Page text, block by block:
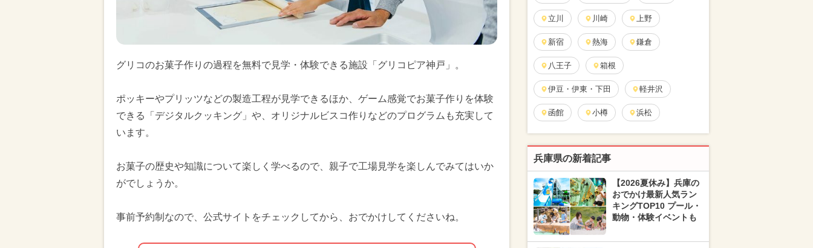
グリコのお菓子作りの過程を無料で見学・体験できる施設「グリコピア神戸」。
ポッキーやプリッツなどの製造工程が見学できるほか、ゲーム感覚でお菓子作りを体験
できる「デジタルクッキング」や、オリジナルビスコ作りなどのプログラムも充実して
います。
お菓子の歴史や知識について楽しく学べるので、親子で工場見学を楽しんでみてはいか
がでしょうか。
事前予約制なので、公式サイトをチェックしてから、おでかけしてくださいね。
立川 川崎 上野
新宿 熱海 鎌倉
八王子 箱根
伊豆・伊東・下田 軽井沢
函館 小樽 浜松
兵庫県の新着記事
【2026夏休み】兵庫の
おでかけ最新人気ラン
キングTOP10 プール・
動物・体験イベントも